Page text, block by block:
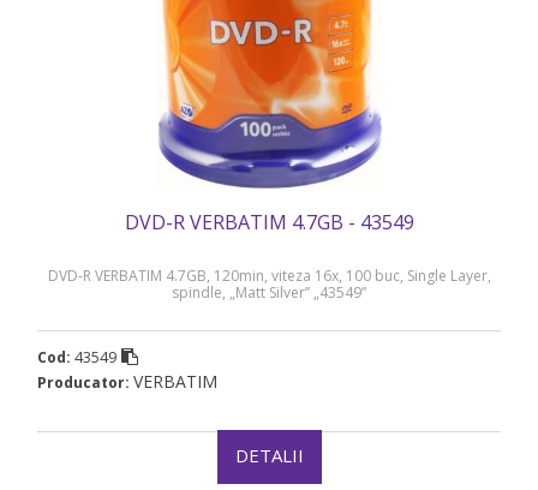
DVD-R VERBATIM 4.7GB - 43549
DVD-R VERBATIM 4.7GB, 120min, viteza 16x, 100 buc, Single Layer,
spindle, „Matt Silver” „43549”
Cod: 43549
Producator: VERBATIM
DETALII